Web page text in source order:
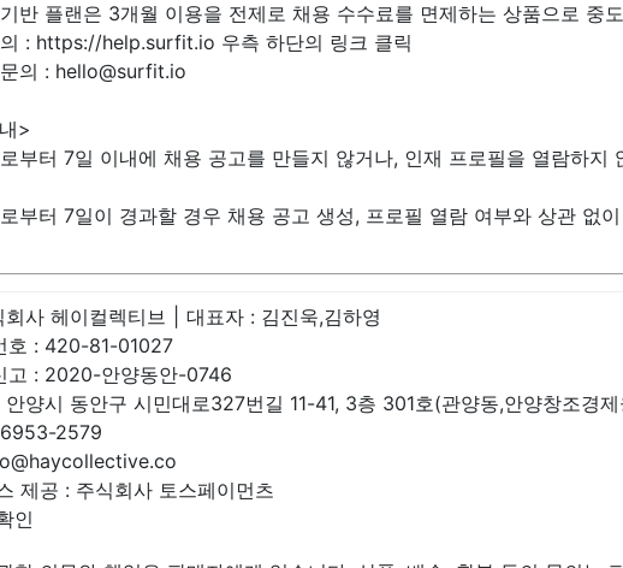
반 플랜은 3개월 이용을 전제로 채용 수수료를 면제하는 상품으로 중
: https://help.surfit.io 우측 하단의 링크 클릭
의 : hello@surfit.io
>
부터 7일 이내에 채용 공고를 만들지 않거나, 인재 프로필을 열람하지
부터 7일이 경과할 경우 채용 공고 생성, 프로필 열람 여부와 상관 없
회사 헤이컬렉티브 대표자 : 김진욱,김하영
호 : 420-81-01027
고 : 2020-안양동안-0746
안양시 동안구 시민대로327번길 11-41, 3층 301호(관양동,안양창조경
2579
제공 : 주식회사 토스페이먼츠
인